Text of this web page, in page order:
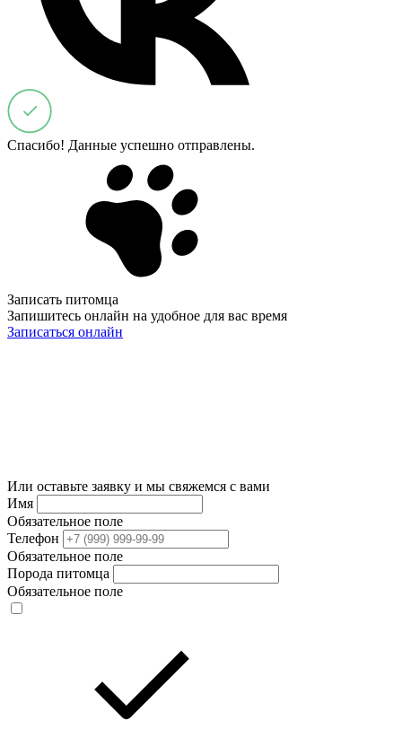
Спасибо! Данные успешно отправлены.
Записать питомца
Запишитесь онлайн на удобное для вас время
Записаться онлайн
Или оставьте заявку и мы свяжемся с вами
Имя
Обязательное поле
Телефон
Обязательное поле
Порода питомца
Обязательное поле